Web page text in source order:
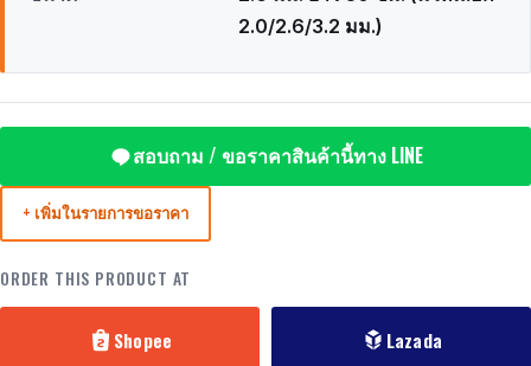
2.0/2.6/3.2 มม.)
สอบถาม / ขอราคาสินค้านี้ทาง LINE
+ เพิ่มในรายการขอราคา
ORDER THIS PRODUCT AT
Shopee Lazada